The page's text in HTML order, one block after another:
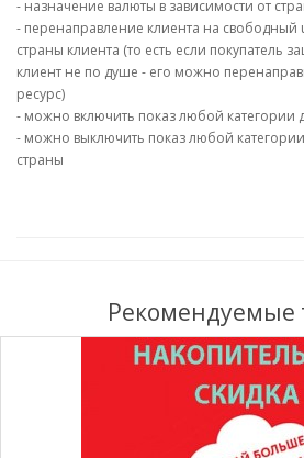
- назначение валюты в зависимости от
- перенаправление клиента на свободный
страны клиента (то есть если покупатель
клиент не по душе - его можно
ресурс)
- можно включить показ любой категории
- можно выключить показ любой
страны
Рекомендуемые